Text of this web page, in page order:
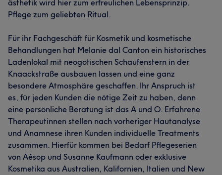
ästhetik wird hier zum erfreulichen Lebensprinzip.
Pflege zum geliebten Ritual.
Für ihr Fachgeschäft für Kosmetik und kosmetische
Behandlungen hat Melanie dal Canton ein historisches
Ladenlokal mit neogotischen Schaufenstern in der
Knaackstraße ausbauen lassen und eine ganz
besondere Atmosphäre geschaffen. Ihr Anspruch ist
es, für jeden Kunden die nötige Zeit zu haben, denn
eine persönliche Beratung ist das A und O. Erfahrene
Therapeutinnen stellen nach vorheriger Hautanalyse
und Anamnese ihren Kunden individuelle Treatments
zusammen. Hierfür kommen bei Bedarf Pflegeserien
von Aésop und Susanne Kaufmann oder exklusive
Kosmetika aus Australien, Kalifornien, Italien und New